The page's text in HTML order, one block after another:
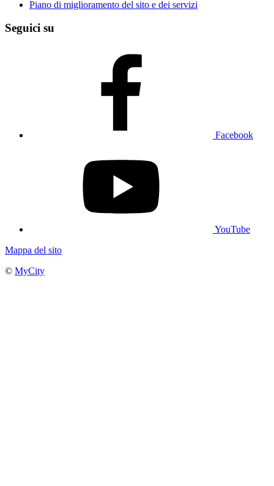
Piano di miglioramento del sito e dei servizi
Seguici su
Facebook
YouTube
Mappa del sito
© MyCity